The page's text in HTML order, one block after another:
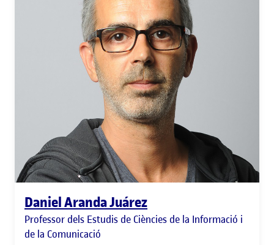
Daniel Aranda Juárez
Professor dels Estudis de Ciències de la Informació i
de la Comunicació